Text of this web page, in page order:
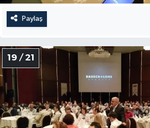
Paylaş
19 / 21